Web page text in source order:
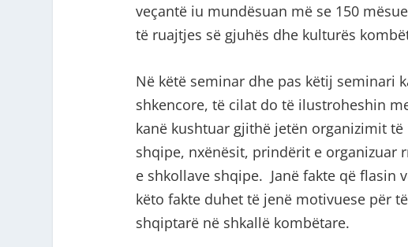
veçantë iu mundësuan më se 150
të ruajtjes së gjuhës dhe kulturës
Në këtë seminar dhe pas këtij seminari
shkencore, të cilat do të ilustroheshin
kanë kushtuar gjithë jetën organizimit
shqipe, nxënësit, prindërit e organizuar
e shkollave shqipe. Janë fakte që flasin
këto fakte duhet të jenë motivuese për
shqiptarë në shkallë kombëtare.